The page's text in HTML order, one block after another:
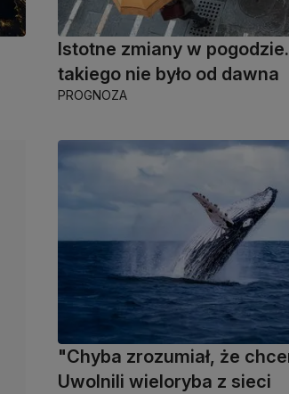
Istotne zmiany w
takiego nie było od dawna
PROGNOZA
"Chyba zrozumiał, że
Uwolnili wieloryba z sieci